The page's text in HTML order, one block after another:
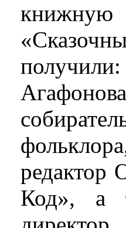
редактор
Код», а